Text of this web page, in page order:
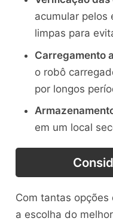
acumular pelos
limpas para
Carregamento
o robô
por longos
em um local
Com tantas
a escolha do